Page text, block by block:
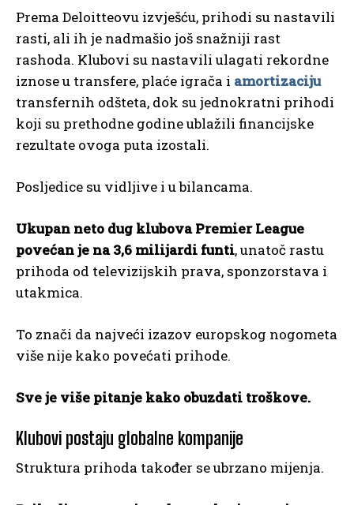
Prema Deloitteovu izvješću, prihodi su nastavili
rasti, ali ih je nadmašio još snažniji rast
rashoda. Klubovi su nastavili ulagati rekordne
iznose u transfere, plaće igrača i amortizaciju
transfernih odšteta, dok su jednokratni prihodi
koji su prethodne godine ublažili financijske
rezultate ovoga puta izostali.
Posljedice su vidljive i u bilancama.
Ukupan neto dug klubova Premier League
povećan je na 3,6 milijardi funti, unatoč rastu
prihoda od televizijskih prava, sponzorstava i
utakmica.
To znači da najveći izazov europskog nogometa
više nije kako povećati prihode.
Sve je više pitanje kako obuzdati troškove.
Klubovi postaju globalne kompanije
Struktura prihoda također se ubrzano mijenja.